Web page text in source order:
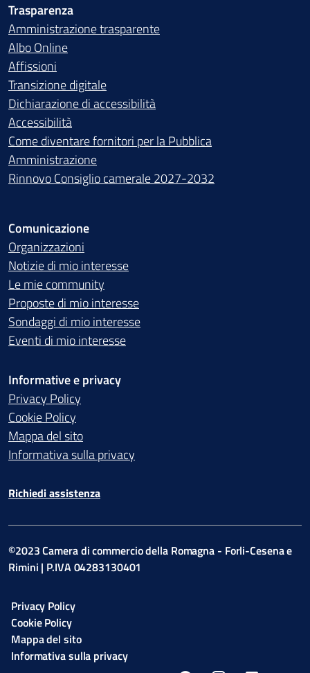
Trasparenza
Amministrazione trasparente
Albo Online
Affissioni
Transizione digitale
Dichiarazione di accessibilità
Accessibilità
Come diventare fornitori per la Pubblica
Amministrazione
Rinnovo Consiglio camerale 2027-2032
Comunicazione
Organizzazioni
Notizie di mio interesse
Le mie community
Proposte di mio interesse
Sondaggi di mio interesse
Eventi di mio interesse
Informative e privacy
Privacy Policy
Cookie Policy
Mappa del sito
Informativa sulla privacy
Richiedi assistenza
©2023 Camera di commercio della Romagna - Forli-Cesena e
Rimini | P.IVA 04283130401
Privacy Policy
Cookie Policy
Mappa del sito
Informativa sulla privacy